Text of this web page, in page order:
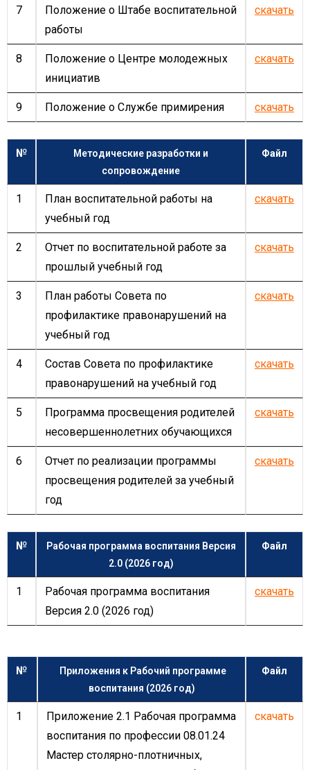
7
Положение о Штабе воспитательной
работы
скачать
8
Положение о Центре молодежных
инициатив
скачать
9 Положение о Службе примирения скачать
№
Методические разработки и
сопровождение
Файл
1
План воспитательной работы на
учебный год
скачать
2
Отчет по воспитательной работе за
прошлый учебный год
скачать
3
План работы Совета по
профилактике правонарушений на
учебный год
скачать
4
Состав Совета по профилактике
правонарушений на учебный год
скачать
5
Программа просвещения родителей
несовершеннолетних обучающихся
скачать
6
Отчет по реализации программы
просвещения родителей за учебный
год
скачать
№
Рабочая программа воспитания Версия
2.0 (2026 год)
Файл
1
Рабочая программа воспитания
Версия 2.0 (2026 год)
скачать
№
Приложения к Рабочий программе
воспитания (2026 год)
Файл
1
Приложение 2.1 Рабочая программа
воспитания по профессии 08.01.24
Мастер столярно-плотничных,
скачать